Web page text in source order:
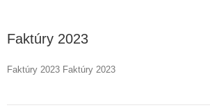
Faktúry 2023
Faktúry 2023 Faktúry 2023